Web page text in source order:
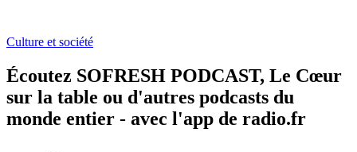
Culture et société
Écoutez SOFRESH PODCAST, Le Cœur
sur la table ou d'autres podcasts du
monde entier - avec l'app de radio.fr